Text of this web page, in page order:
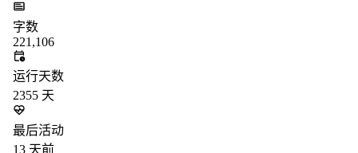
字数
221,106
运行天数
2355 天
最后活动
13 天前